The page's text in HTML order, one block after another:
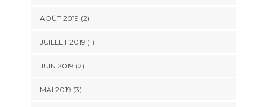
AOÛT 2019 (2)
JUILLET 2019 (1)
JUIN 2019 (2)
MAI 2019 (3)